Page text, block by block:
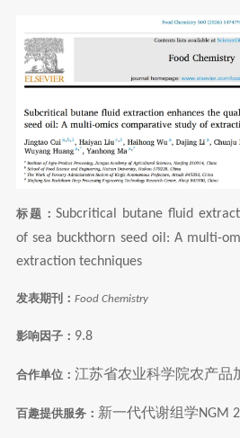
标题：Subcritical butane fluid
of sea buckthorn seed oil: A multi-
extraction techniques
发表期刊： Food Chemistry
影响因子： 9.8
合作单位： 江苏省农业科学院农产品
百趣提供服务： 新一代代谢组学NGM